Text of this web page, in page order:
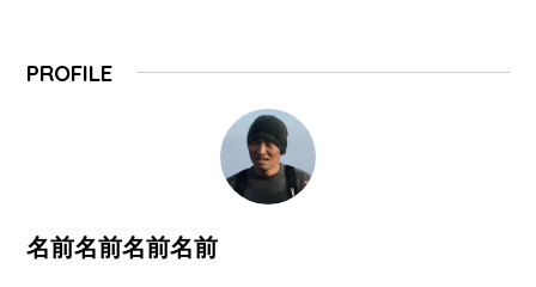
PROFILE
名前名前名前名前